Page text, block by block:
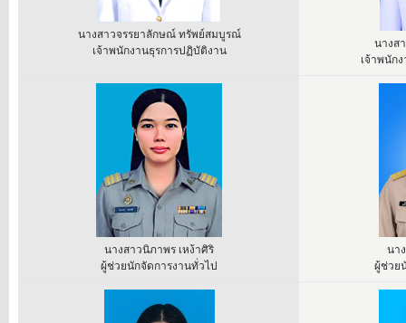
นางสาวจรรยาลักษณ์ ทรัพย์สมบูรณ์
เจ้าพนักงานธุรการปฏิบัติงาน
นางส
เจ้าพนัก
นางสาวนิภาพร เหง้าศิริ
ผู้ช่วยนักจัดการงานทั่วไป
นา
ผู้ช่วย